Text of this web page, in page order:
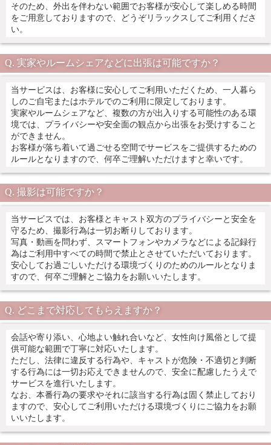
そのため、外出を伴わない範囲でお客様が安心して楽しめる時間
をご用意しておりますので、どうぞリラックスしてご利用くださ
い。
実家やルームシェアなどに出張は可能ですか？
当サービスは、お客様に安心してご利用いただくため、一人暮ら
しのご自宅またはホテルでのご利用に限定しております。
実家やルームシェアなど、複数の方が出入りする可能性のある環
境では、プライバシーや安全面の観点から出張をお受けすること
ができません。
お客様が落ち着いて過ごせる空間でサービスをご提供するための
ルールとなりますので、何卒ご理解いただけますと幸いです。
撮影は可能ですか？
当サービスでは、お客様とキャスト双方のプライバシーと安全を
守るため、撮影行為は一切お断りしております。
写真・動画を問わず、スマートフォンやカメラなどによる記録行
為はご利用中すべての時間で禁止とさせていただいております。
安心してお過ごしいただける環境づくりのためのルールとなりま
すので、何卒ご理解とご協力をお願いいたします。
どこまで対応してもらえますか？
会話や寄り添い、心地よい触れ合いなど、女性向け風俗として提
供可能な範囲で丁寧に対応いたします。
ただし、法律に違反する行為や、キャストが危険・不適切と判断
する行為には一切お応えできませんので、安全に配慮したうえで
サービスを進行いたします。
なお、本番行為の要求やそれに該当する行為は固く禁止しており
ますので、安心してご利用いただける環境づくりにご協力をお願
いいたします。